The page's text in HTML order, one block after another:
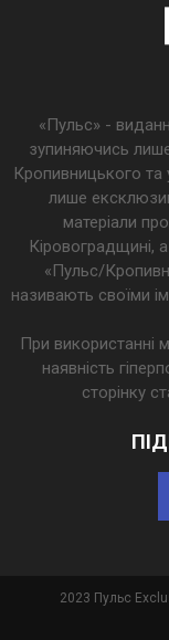
«Пульс» -
зупиняючись
Кропивницького та
лише
матеріали
Кіровоградщині,
«Пульс/
називають своїми
При використанні
наявність
сторінку
2023 Пульс